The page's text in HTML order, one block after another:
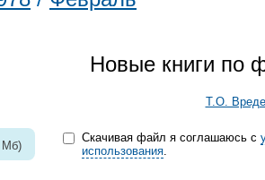
Новые книги по
Т.О.
Мб)
Скачивая файл я соглашаюсь с
использования.